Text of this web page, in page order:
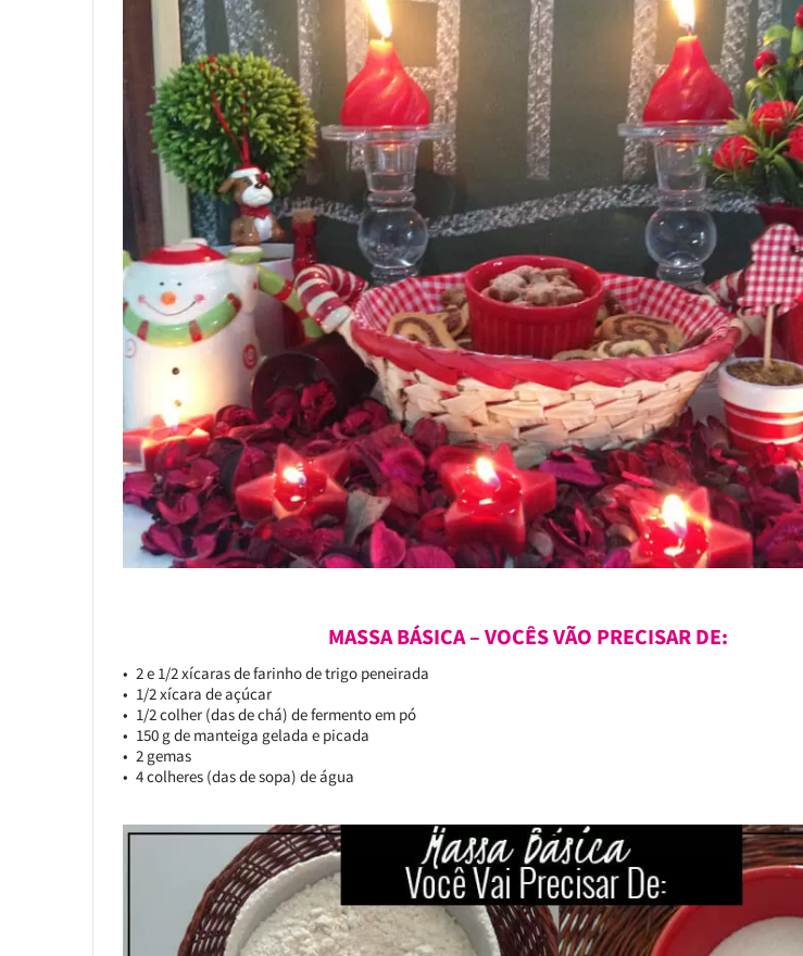
MASSA BÁSICA – VOCÊS VÃO PRECISAR DE:
2 e 1/2 xícaras de farinho de trigo peneirada
1/2 xícara de açúcar
1/2 colher (das de chá) de fermento em pó
150 g de manteiga gelada e picada
2 gemas
4 colheres (das de sopa) de água